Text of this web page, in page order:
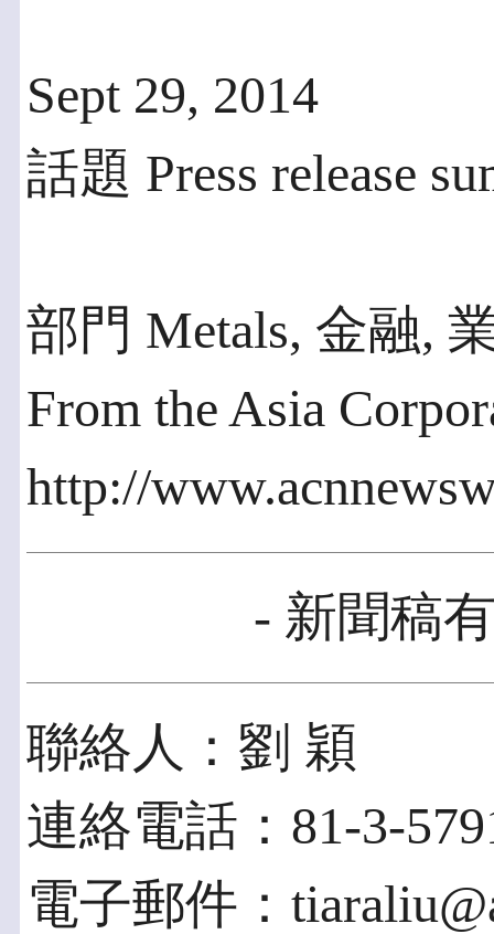
Sept 29, 2014
話題 Press release
部門 Metals, 金融,
From the Asia
http://
- 新聞稿
聯絡人：劉 穎
連絡電話：81-3-
電子郵件：